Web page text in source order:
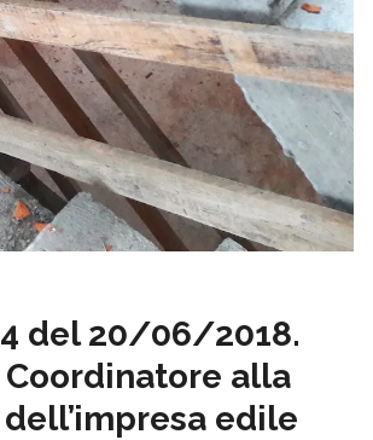
del 20/06/2018.
alla
edile